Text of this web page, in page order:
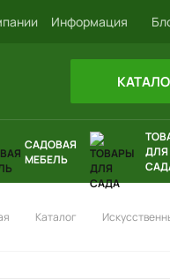
Информация
САДОВАЯ
МЕБЕЛЬ
ДЛЯ
Каталог